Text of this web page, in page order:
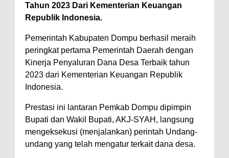
Tahun 2023 Dari Kementerian Keuangan
Republik Indonesia.
Pemerintah Kabupaten Dompu berhasil meraih
peringkat pertama Pemerintah Daerah dengan
Kinerja Penyaluran Dana Desa Terbaik tahun
2023 dari Kementerian Keuangan Republik
Indonesia.
Prestasi ini lantaran Pemkab Dompu dipimpin
Bupati dan Wakil Bupati, AKJ-SYAH, langsung
mengeksekusi (menjalankan) perintah Undang-
undang yang telah mengatur terkait dana desa.